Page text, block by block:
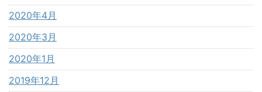
2020年4月
2020年3月
2020年1月
2019年12月